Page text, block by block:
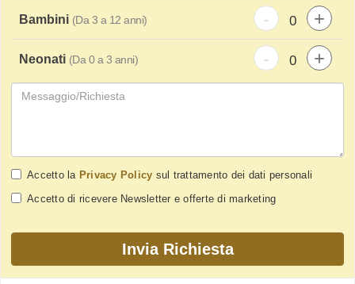
Bambini (Da 3 a 12 anni) - +
Neonati (Da 0 a 3 anni) - +
Accetto la Privacy Policy sul trattamento dei dati personali
Accetto di ricevere Newsletter e offerte di marketing